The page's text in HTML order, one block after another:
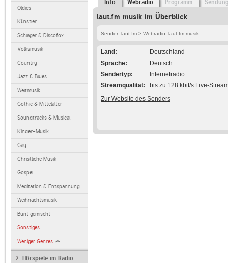
Oldies
Künstler
Schlager & Discofox
Volksmusik
Country
Jazz & Blues
Weltmusik
Gothic & Mittelalter
Soundtracks & Musical
Kinder-Musik
Gay
Christliche Musik
Gospel
Meditation & Entspannung
Weihnachtsmusik
Bunt gemischt
Sonstiges
Weniger Genres
Hörspiele im Radio
Info Webradio Programm
laut.fm musik im Überblick
Sender: laut.fm > Webradio: laut.fm musik
Land
Deutschland
Sprache
Deutsch
Sendertyp
Internetradio
Streamqualität
bis zu 128 kbit/s Live-
Zur Website des Senders